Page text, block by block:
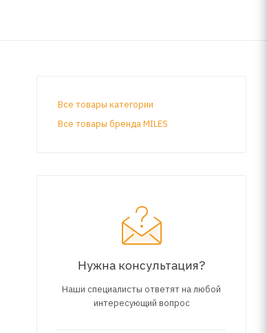
Все товары категории
Все товары бренда MILES
Нужна консультация?
Наши специалисты ответят на любой
интересующий вопрос